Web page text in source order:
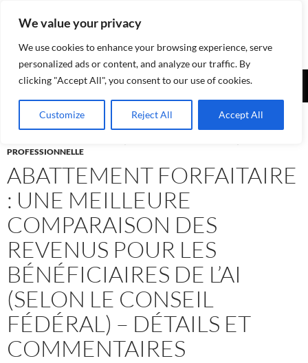
We value your privacy
We use cookies to enhance your browsing experience, serve
personalized ads or content, and analyze our traffic. By
clicking "Accept All", you consent to our use of cookies.
Customize Reject All Accept All
Assurances-sociales.info
Recherche
PROFESSIONNELLE
ABATTEMENT FORFAITAIRE
: UNE MEILLEURE
COMPARAISON DES
REVENUS POUR LES
BÉNÉFICIAIRES DE L’AI
(SELON LE CONSEIL
FÉDÉRAL) – DÉTAILS ET
COMMENTAIRES